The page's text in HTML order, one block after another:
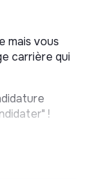
mais vous
carrière qui
!